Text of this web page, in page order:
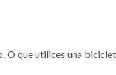
O que utilices una